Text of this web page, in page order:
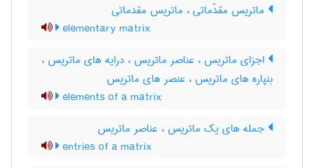
ماتریس مقدّماتی ، ماتریس مقدماتی
elementary matrix
اجزای ماتریس ، عناصر ماتریس ، درایه های ماتریس ،
بنپاره های ماتریس ، عنصر های ماتریس
elements of a matrix
جمله های یک ماتریس ، عناصر ماتریس
entries of a matrix